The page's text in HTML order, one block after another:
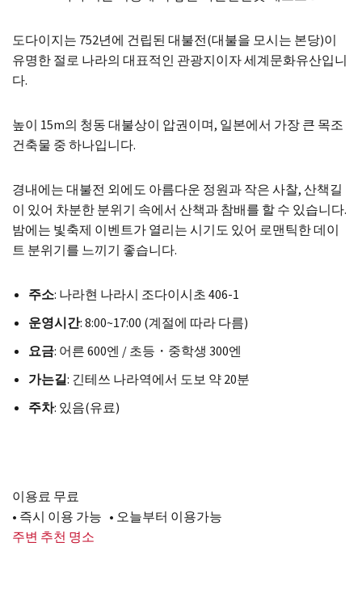
도다이지는 752년에 건립된 대불전(대불을 모시는 본당)이
유명한 절로 나라의 대표적인 관광지이자 세계문화유산입니
다.
높이 15m의 청동 대불상이 압권이며, 일본에서 가장 큰 목조
건축물 중 하나입니다.
경내에는 대불전 외에도 아름다운 정원과 작은 사찰, 산책길
이 있어 차분한 분위기 속에서 산책과 참배를 할 수 있습니다.
밤에는 빛축제 이벤트가 열리는 시기도 있어 로맨틱한 데이
트 분위기를 느끼기 좋습니다.
주소: 나라현 나라시 조다이시초 406-1
운영시간: 8:00~17:00 (계절에 따라 다름)
요금: 어른 600엔 / 초등・중학생 300엔
가는길: 긴테쓰 나라역에서 도보 약 20분
주차: 있음(유료)
이용료 무료
• 즉시 이용 가능 • 오늘부터 이용가능
주변 추천 명소